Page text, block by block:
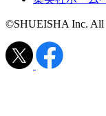
©SHUEISHA Inc. All